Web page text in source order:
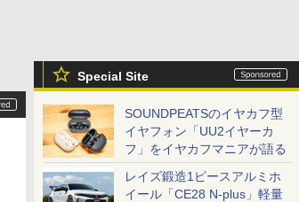
Special Site
SOUNDPEATSのイヤカフ型
イヤフォン「UU2イヤーカ
フ」をイヤカフマニアが語る
レイズ鍛造1ピースアルミホ
イール「CE28 N-plus」軽量